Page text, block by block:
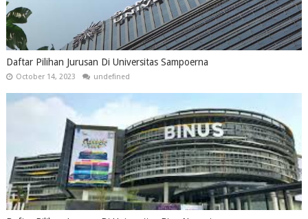
Daftar Pilihan Jurusan Di Universitas Sampoerna
October 14, 2023 undefined